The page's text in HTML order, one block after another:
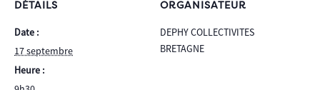
DÉTAILS
Date :
17 septembre
Heure :
ORGANISATEUR
DEPHY COLLECTIVITES
BRETAGNE